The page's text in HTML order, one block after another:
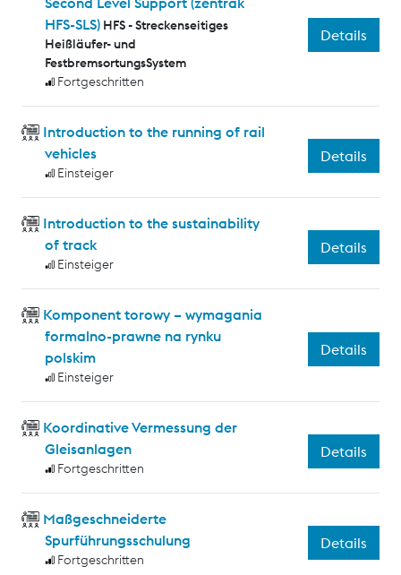
HFS-SLS) HFS - Streckenseitiges
Heißläufer- und
FestbremsortungsSystem
Fortgeschritten
Details
Introduction to the running of rail
vehicles
Einsteiger
Details
Introduction to the sustainability
of track
Einsteiger
Details
Komponent torowy – wymagania
formalno-prawne na rynku
polskim
Einsteiger
Details
Koordinative Vermessung der
Gleisanlagen
Fortgeschritten
Details
Maßgeschneiderte
Spurführungsschulung
Fortgeschritten
Details